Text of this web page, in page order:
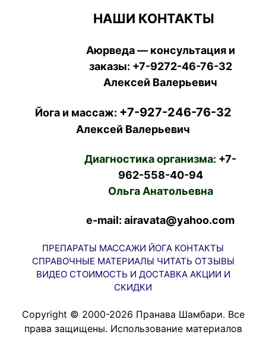
НАШИ КОНТАКТЫ
Аюрведа — консультация и
заказы: +7-9272-46-76-32
Алексей Валерьевич
Йога и массаж: +7-927-246-76-32
Алексей Валерьевич
Диагностика организма: +7-
962-558-40-94
Ольга Анатольевна
e-mail: airavata@yahoo.com
ПРЕПАРАТЫ МАССАЖИ ЙОГА КОНТАКТЫ
СПРАВОЧНЫЕ МАТЕРИАЛЫ ЧИТАТЬ ОТЗЫВЫ
ВИДЕО СТОИМОСТЬ И ДОСТАВКА АКЦИИ И
СКИДКИ
Copyright © 2000-2026 Пранава Шамбари. Все
права защищены. Использование материалов